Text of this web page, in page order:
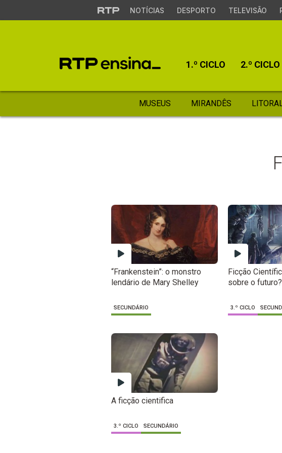
NOTÍCIAS DESPORTO TELEVISÃO
1.º CICLO 2.º CICLO
MUSEUS MIRANDÊS
“Frankenstein”: o monstro
lendário de Mary Shelley
SECUNDÁRIO
Ficção
sobre o futuro?
3.º CICLO
A ficção cientifica
3.º CICLO SECUNDÁRIO